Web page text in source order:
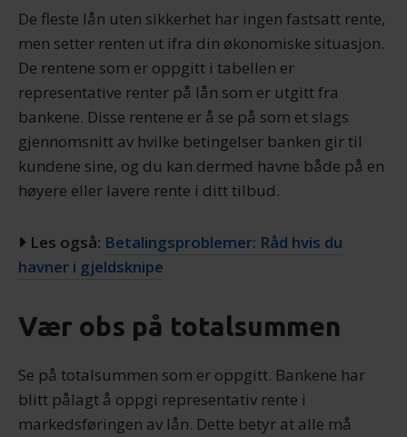
av kort tid slik som det i realiteten var før.
De fleste lån uten sikkerhet har ingen fastsatt rente,
men setter renten ut ifra din økonomiske situasjon.
De rentene som er oppgitt i tabellen er
representative renter på lån som er utgitt fra
bankene. Disse rentene er å se på som et slags
gjennomsnitt av hvilke betingelser banken gir til
kundene sine, og du kan dermed havne både på en
høyere eller lavere rente i ditt tilbud.
Les også: Betalingsproblemer: Råd hvis du
havner i gjeldsknipe
Vær obs på totalsummen
Se på totalsummen som er oppgitt. Bankene har
blitt pålagt å oppgi representativ rente i
markedsføringen av lån. Dette betyr at alle må